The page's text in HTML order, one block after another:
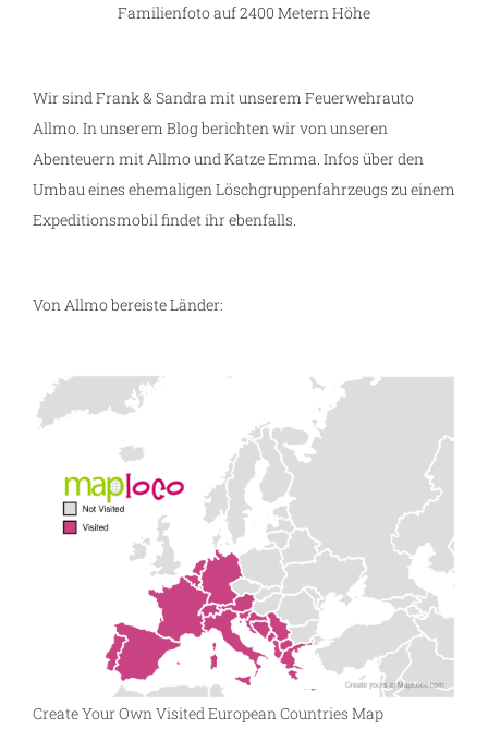
Familienfoto auf 2400 Metern Höhe
Wir sind Frank & Sandra mit unserem Feuerwehrauto
Allmo. In unserem Blog berichten wir von unseren
Abenteuern mit Allmo und Katze Emma. Infos über den
Umbau eines ehemaligen Löschgruppenfahrzeugs zu einem
Expeditionsmobil findet ihr ebenfalls.
Von Allmo bereiste Länder:
Create Your Own Visited European Countries Map